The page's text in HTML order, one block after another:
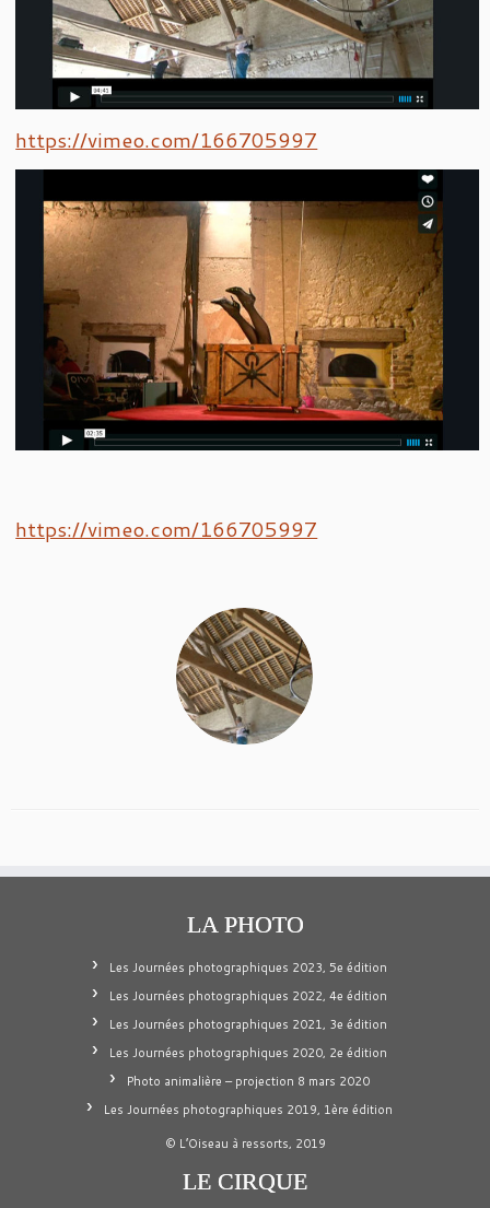
https://vimeo.com/166705997
https://vimeo.com/166705997
LA PHOTO
Les Journées photographiques 2023, 5e édition
Les Journées photographiques 2022, 4e édition
Les Journées photographiques 2021, 3e édition
Les Journées photographiques 2020, 2e édition
Photo animalière – projection 8 mars 2020
Les Journées photographiques 2019, 1ère édition
© L’Oiseau à ressorts, 2019
LE CIRQUE